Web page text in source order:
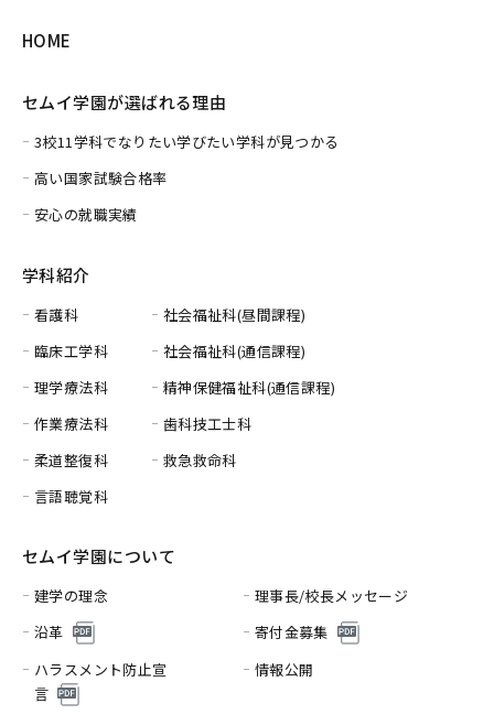
HOME
セムイ学園が選ばれる理由
3校11学科でなりたい学びたい学科が見つかる
高い国家試験合格率
安心の就職実績
学科紹介
看護科
臨床工学科
理学療法科
作業療法科
柔道整復科
言語聴覚科
社会福祉科(昼間課程)
社会福祉科(通信課程)
精神保健福祉科(通信課程)
歯科技工士科
救急救命科
セムイ学園について
建学の理念
理事長/校長メッセージ
沿革
寄付金募集
ハラスメント防止宣
言
情報公開